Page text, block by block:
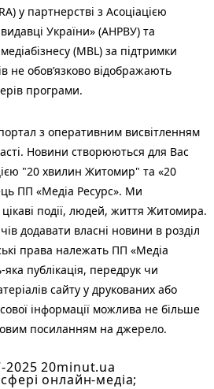
у партнерстві з Асоціацією
України» (АНРВУ) та
(MBL) за підтримки
не обов’язково відображають
програми.
з оперативним висвітленням
Новини створюються для Вас
"20 хвилин Житомир" та «20
ПП «Медіа Ресурс». Ми
події, людей, життя Житомира.
додавати власні новини в розділ
права належать ПП «Медіа
яка публiкацiя, передрук чи
сайту у друкованих або
інформації можлива не більше
посиланням на джерело.
2025 20minut.ua
онлайн-медіа;